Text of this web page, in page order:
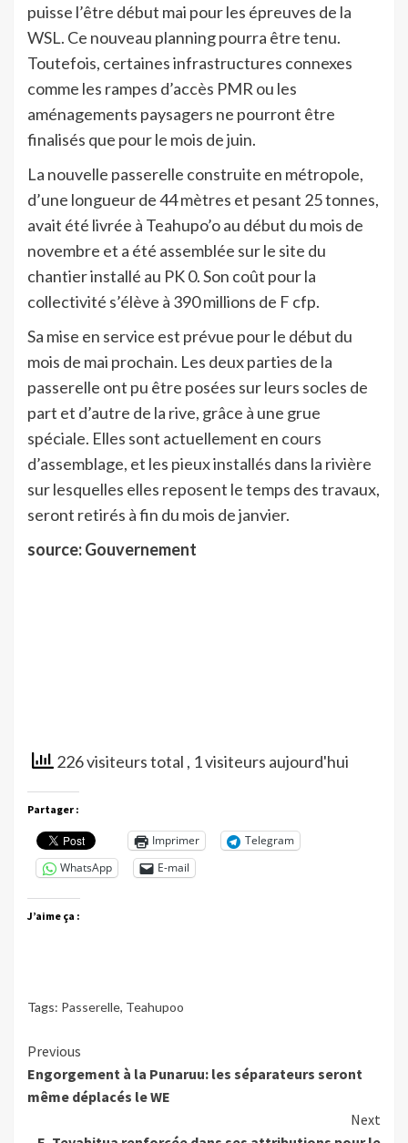
puisse l’être début mai pour les épreuves de la
WSL. Ce nouveau planning pourra être tenu.
Toutefois, certaines infrastructures connexes
comme les rampes d’accès PMR ou les
aménagements paysagers ne pourront être
finalisés que pour le mois de juin.
La nouvelle passerelle construite en métropole,
d’une longueur de 44 mètres et pesant 25 tonnes,
avait été livrée à Teahupo’o au début du mois de
novembre et a été assemblée sur le site du
chantier installé au PK 0. Son coût pour la
collectivité s’élève à 390 millions de F cfp.
Sa mise en service est prévue pour le début du
mois de mai prochain. Les deux parties de la
passerelle ont pu être posées sur leurs socles de
part et d’autre de la rive, grâce à une grue
spéciale. Elles sont actuellement en cours
d’assemblage, et les pieux installés dans la rivière
sur lesquelles elles reposent le temps des travaux,
seront retirés à fin du mois de janvier.
source: Gouvernement
226 visiteurs total , 1 visiteurs aujourd'hui
Partager :
Imprimer
Telegram
WhatsApp
E-mail
J’aime ça :
Tags: Passerelle, Teahupoo
Continue
Reading
Previous
Engorgement à la Punaruu: les séparateurs seront
même déplacés le WE
Next